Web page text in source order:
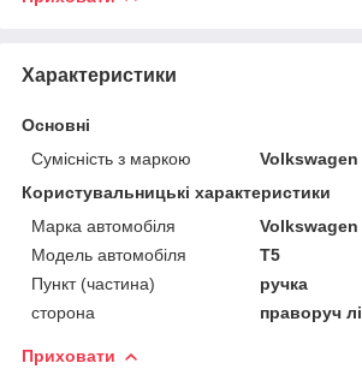
Характеристики
Основні
Сумісність з маркою
Volkswagen
Користувальницькі характеристики
Марка автомобіля
Volkswagen
Модель автомобіля
T5
Пункт (частина)
ручка
сторона
праворуч
Приховати